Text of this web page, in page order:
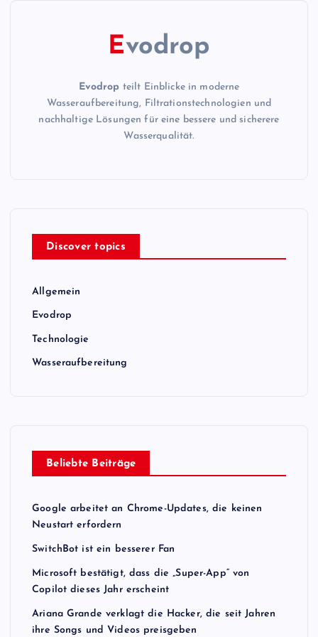
Evodrop
Evodrop teilt Einblicke in moderne
Wasseraufbereitung, Filtrationstechnologien und
nachhaltige Lösungen für eine bessere und sicherere
Wasserqualität.
Discover topics
Allgemein
Evodrop
Technologie
Wasseraufbereitung
Beliebte Beiträge
Google arbeitet an Chrome-Updates, die keinen
Neustart erfordern
SwitchBot ist ein besserer Fan
Microsoft bestätigt, dass die „Super-App“ von
Copilot dieses Jahr erscheint
Ariana Grande verklagt die Hacker, die seit Jahren
ihre Songs und Videos preisgeben